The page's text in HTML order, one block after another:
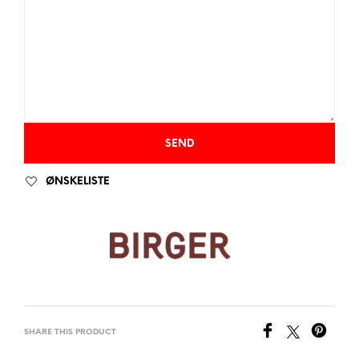
ØNSKELISTE
SHARE THIS PRODUCT